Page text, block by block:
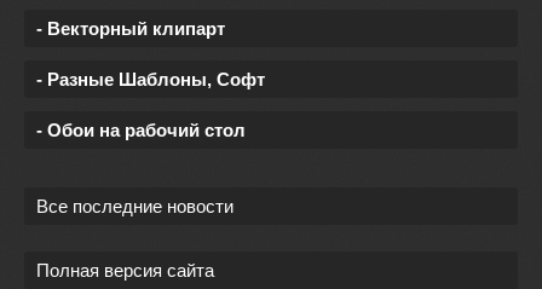
- Векторный клипарт
- Разные Шаблоны, Софт
- Обои на рабочий стол
Все последние новости
Полная версия сайта